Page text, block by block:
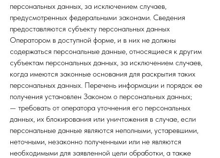
персональных данных, за исключением случаев,
предусмотренных федеральными законами. Сведения
предоставляются субъекту персональных данных
Оператором в доступной форме, и в них не должны
содержаться персональные данные, относящиеся к другим
субъектам персональных данных, за исключением случаев,
когда имеются законные основания для раскрытия таких
персональных данных. Перечень информации и порядок ее
получения установлен Законом о персональных данных;
— требовать от оператора уточнения его персональных
данных, их блокирования или уничтожения в случае, если
персональные данные являются неполными, устаревшими,
неточными, незаконно полученными или не являются
необходимыми для заявленной цели обработки, а также